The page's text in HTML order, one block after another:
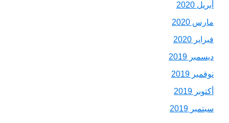
أبريل 2020
مارس 2020
فبراير 2020
ديسمبر 2019
نوفمبر 2019
أكتوبر 2019
سبتمبر 2019